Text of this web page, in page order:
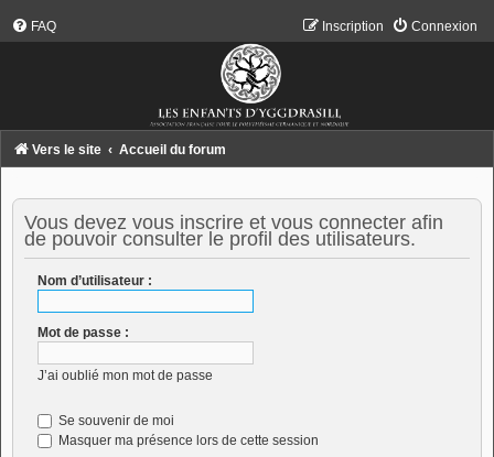
FAQ Connexion
Inscription
Vers le site Accueil du forum
Vous devez vous inscrire et vous connecter afin
de pouvoir consulter le profil des utilisateurs.
Nom d’utilisateur :
Mot de passe :
J’ai oublié mon mot de passe
Se souvenir de moi
Masquer ma présence lors de cette session